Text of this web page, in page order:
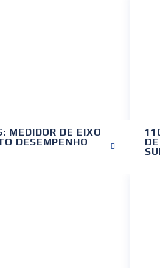
MEDIDOR DE EIXO
DESEMPENHO